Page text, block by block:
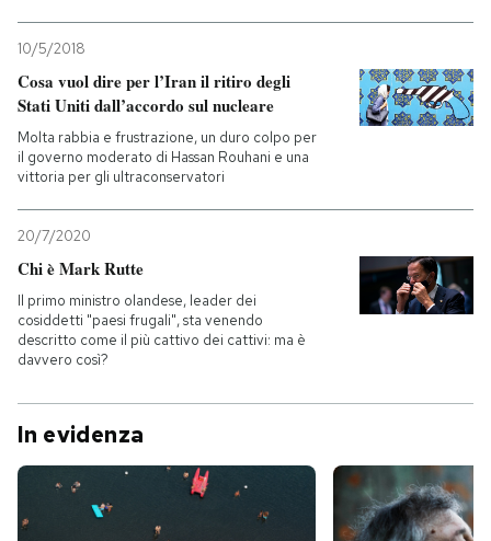
10/5/2018
Cosa vuol dire per l’Iran il ritiro degli
Stati Uniti dall’accordo sul nucleare
Molta rabbia e frustrazione, un duro colpo per
il governo moderato di Hassan Rouhani e una
vittoria per gli ultraconservatori
20/7/2020
Chi è Mark Rutte
Il primo ministro olandese, leader dei
cosiddetti "paesi frugali", sta venendo
descritto come il più cattivo dei cattivi: ma è
davvero così?
In evidenza